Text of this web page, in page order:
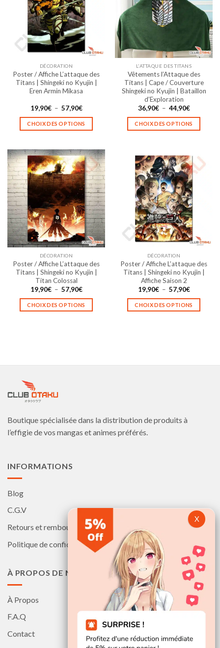
options
peuvent
être
choisies
sur
page
du
produit
options
peuvent
être
sur
la
page
du
produit
DÉCORATION
Poster / Affiche L’attaque des
Titans | Shingeki no Kyujin |
Eren Armin Mikasa
19,90€ – 57,90€Plage
prix :
19,90€
à
CHOIX DES OPTIONS
a
plusieurs
variations.
Les
options
peuvent
être
choisies
sur
la
page
du
produit
L'ATTAQUE DES TITANS
Vêtements l’Attaque des
Titans | Cape / Couverture
Shingeki no Kyujin | Bataillon
d’Exploration
36,90€ – 44,90€Plage
prix :
36,90€
à
CHOIX DES OPTIONS
a
plusieurs
variations.
Les
options
peuvent
être
choisies
sur
page
du
produit
DÉCORATION
Poster / Affiche L’attaque des
Titans | Shingeki no Kyujin |
Titan Colossal
19,90€ – 57,90€Plage
prix :
19,90€
CHOIX DES OPTIONS
Les
être
sur
la
DÉCORATION
Poster / Affiche L’attaque des
Titans | Shingeki no Kyujin |
Affiche Saison 2
19,90€ – 57,90€Plage
prix :
19,90€
CHOIX DES OPTIONS
Les
sur
Boutique spécialisée dans la distribution de produits à
l’effigie de vos mangas et animes préférés.
INFORMATIONS
Blog
C.G.V
Retours et remboursements
Politique de confidentialité
À PROPOS DE NOUS
À Propos
F.A.Q
Contact